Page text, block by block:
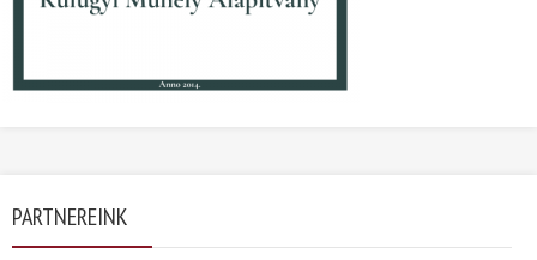
PARTNEREINK